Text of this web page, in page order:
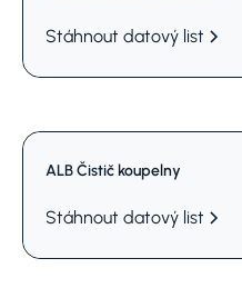
Stáhnout datový list
ALB Čistič koupelny
Stáhnout datový list